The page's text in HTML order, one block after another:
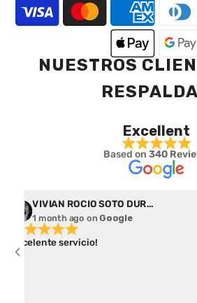
NUESTROS
Excellent
Based on 340
VIVIAN ROCIO SOTO DURAN
1 month ago on Google
Excelente servicio!